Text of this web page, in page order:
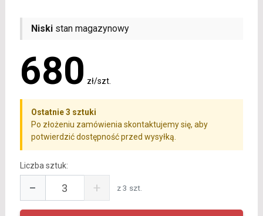
Niskistan magazynowy
680 zł/szt.
Ostatnie 3 sztuki
Po złożeniu zamówienia skontaktujemy się, aby
potwierdzić dostępność przed wysyłką.
Liczba sztuk:
− + z 3 szt.